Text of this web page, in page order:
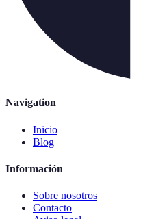
Navigation
Inicio
Blog
Información
Sobre nosotros
Contacto